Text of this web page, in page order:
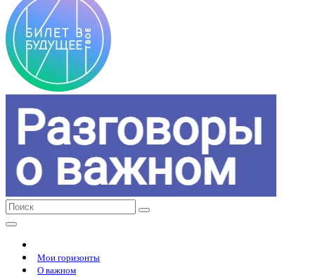
Мои горизонты
О важном